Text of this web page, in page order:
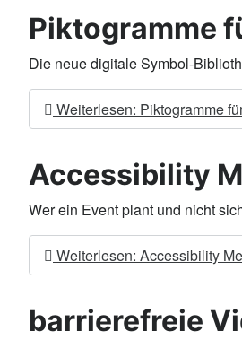
Piktogramme
Die neue digitale Symbol-
Weiterlesen: Piktogramme
Accessibility
Wer ein Event plant und nicht
Weiterlesen: Accessibility
barrierefreie